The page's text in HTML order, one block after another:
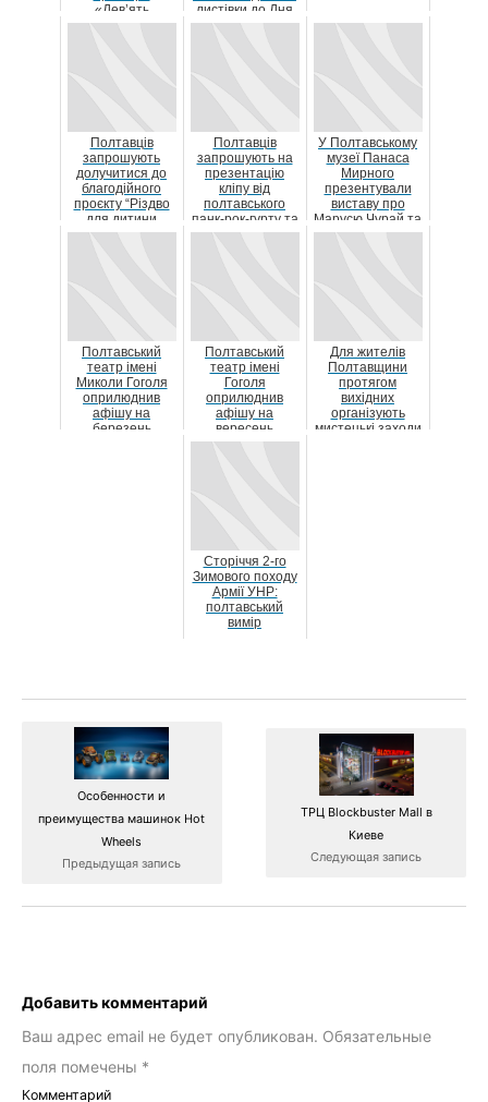
«Дев’ять
побачень» та IN
листівки до Дня
вчителя
Полтавців
запрошують
долучитися до
благодійного
проєкту “Різдво
для дитини
Героя”
Полтавців
запрошують на
презентацію
кліпу від
полтавського
панк-рок-гурту та
перегляд
У Полтавському
музеї Панаса
Мирного
презентували
виставу про
Марусю Чурай та
Світлицю
Полтавський
театр імені
Миколи Гоголя
оприлюднив
афішу на
березень
Полтавський
театр імені
Гоголя
оприлюднив
афішу на
вересень
Для жителів
Полтавщини
протягом
вихідних
організують
мистецькі заходи
Сторіччя 2-го
Зимового походу
Армії УНР:
полтавський
вимір
Особенности и
преимущества машинок Hot
Wheels
Предыдущая запись
ТРЦ Blockbuster Mall в
Киеве
Следующая запись
Добавить комментарий
Ваш адрес email не будет опубликован. Обязательные
поля помечены *
Комментарий